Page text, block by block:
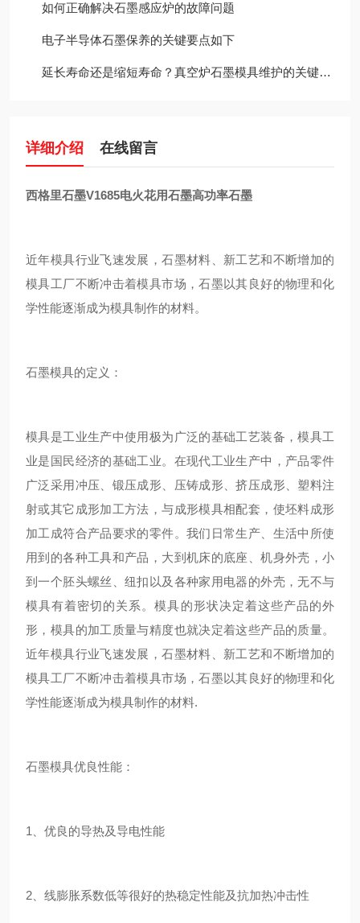
如何正确解决石墨感应炉的故障问题
电子半导体石墨保养的关键要点如下
延长寿命还是缩短寿命？真空炉石墨模具维护的关键决策
详细介绍 在线留言
西格里石墨V1685电火花用石墨高功率石墨
近年模具行业飞速发展，石墨材料、新工艺和不断增加的
模具工厂不断冲击着模具市场，石墨以其良好的物理和化
学性能逐渐成为模具制作的材料。
石墨模具的定义：
模具是工业生产中使用极为广泛的基础工艺装备，模具工
业是国民经济的基础工业。在现代工业生产中，产品零件
广泛采用冲压、锻压成形、压铸成形、挤压成形、塑料注
射或其它成形加工方法，与成形模具相配套，使坯料成形
加工成符合产品要求的零件。我们日常生产、生活中所使
用到的各种工具和产品，大到机床的底座、机身外壳，小
到一个胚头螺丝、纽扣以及各种家用电器的外壳，无不与
模具有着密切的关系。模具的形状决定着这些产品的外
形，模具的加工质量与精度也就决定着这些产品的质量。
近年模具行业飞速发展，石墨材料、新工艺和不断增加的
模具工厂不断冲击着模具市场，石墨以其良好的物理和化
学性能逐渐成为模具制作的材料.
石墨模具优良性能：
1、优良的导热及导电性能
2、线膨胀系数低等很好的热稳定性能及抗加热冲击性